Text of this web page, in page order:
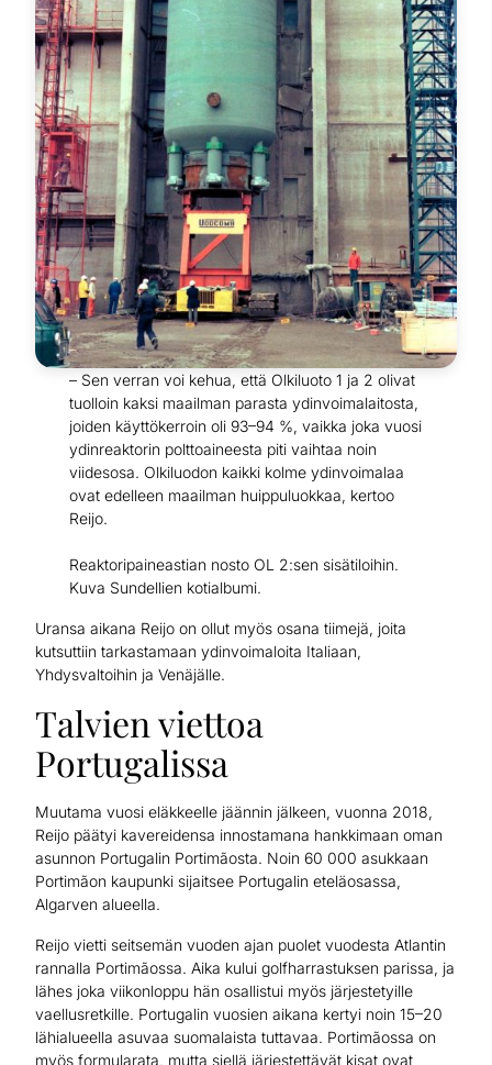
– Sen verran voi kehua, että Olkiluoto 1 ja 2 olivat
tuolloin kaksi maailman parasta ydinvoimalaitosta,
joiden käyttökerroin oli 93–94 %, vaikka joka vuosi
ydinreaktorin polttoaineesta piti vaihtaa noin
viidesosa. Olkiluodon kaikki kolme ydinvoimalaa
ovat edelleen maailman huippuluokkaa, kertoo
Reijo.
Reaktoripaineastian nosto OL 2:sen sisätiloihin.
Kuva Sundellien kotialbumi.
Uransa aikana Reijo on ollut myös osana tiimejä, joita
kutsuttiin tarkastamaan ydinvoimaloita Italiaan,
Yhdysvaltoihin ja Venäjälle.
Talvien viettoa
Portugalissa
Muutama vuosi eläkkeelle jäännin jälkeen, vuonna 2018,
Reijo päätyi kavereidensa innostamana hankkimaan oman
asunnon Portugalin Portimãosta. Noin 60 000 asukkaan
Portimãon kaupunki sijaitsee Portugalin eteläosassa,
Algarven alueella.
Reijo vietti seitsemän vuoden ajan puolet vuodesta Atlantin
rannalla Portimãossa. Aika kului golfharrastuksen parissa, ja
lähes joka viikonloppu hän osallistui myös järjestetyille
vaellusretkille. Portugalin vuosien aikana kertyi noin 15–20
lähialueella asuvaa suomalaista tuttavaa. Portimãossa on
myös formularata, mutta siellä järjestettävät kisat ovat